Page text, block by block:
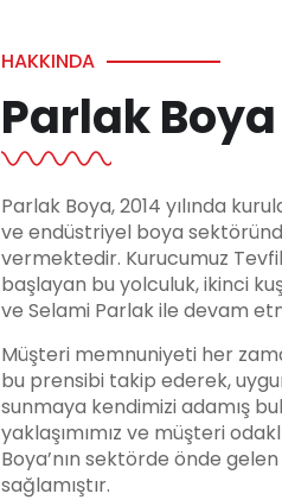
HAKKINDA
Parlak Boya
Parlak Boya, 2014 yılında
ve endüstriyel boya
vermektedir. Kurucumuz
başlayan bu yolculuk, ikinci
ve Selami Parlak ile devam
Müşteri memnuniyeti her
bu prensibi takip ederek,
sunmaya kendimizi adamış
yaklaşımımız ve müşteri
Boya’nın sektörde önde
sağlamıştır.